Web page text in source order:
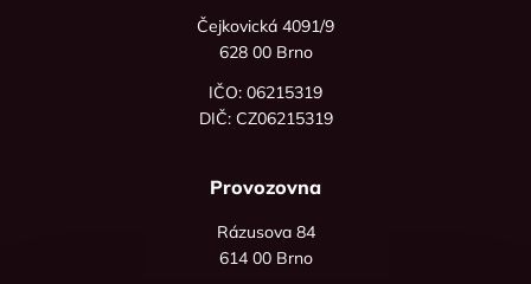
Čejkovická 4091/9
628 00 Brno
IČO: 06215319
DIČ: CZ06215319
Provozovna
Rázusova 84
614 00 Brno